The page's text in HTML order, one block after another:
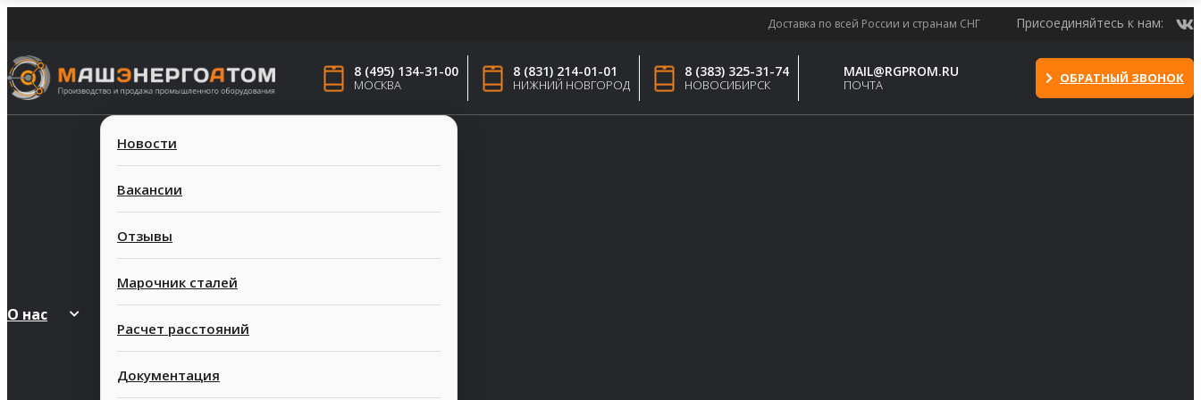
Доставка по всей России и странам СНГ Присоединяйтесь к нам:
8 (495) 134-31-00
МОСКВА
8 (831) 214-01-01
НИЖНИЙ НОВГОРОД
8 (383) 325-31-74
НОВОСИБИРСК
MAIL@RGPROM.RU
ПОЧТА ОБРАТНЫЙ ЗВОНОК
О нас
Новости
Вакансии
Отзывы
Марочник сталей
Расчет расстояний
Документация